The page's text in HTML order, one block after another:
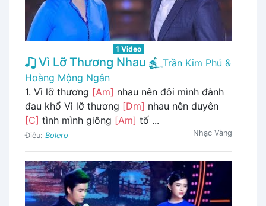
1 Video
Vì Lỡ Thương Nhau
Trần Kim Phú &
Hoàng Mộng Ngân
1. Vì lỡ thương [Am] nhau nên đôi mình đành
đau khổ Vì lỡ thương [Dm] nhau nên duyên
[C] tình mình giông [Am] tố ...
Điệu: Bolero Nhạc Vàng